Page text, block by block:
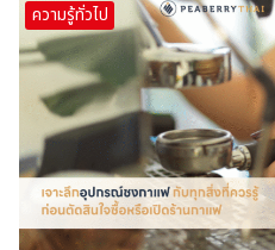
ความรู้ทั่วไป